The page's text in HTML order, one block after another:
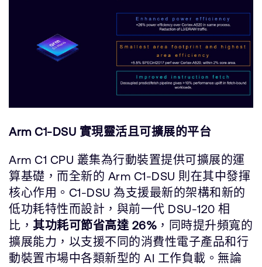
Arm C1-DSU 實現靈活且可擴展的平台
Arm C1 CPU 叢集為行動裝置提供可擴展的運
算基礎，而全新的 Arm C1-DSU 則在其中發揮
核心作用。C1-DSU 為支援最新的架構和新的
低功耗特性而設計，與前一代 DSU-120 相
比， 其功耗可節省高達 26% ，同時提升頻寬的
擴展能力，以支援不同的消費性電子產品和行
動裝置市場中各類新型的 AI 工作負載。無論